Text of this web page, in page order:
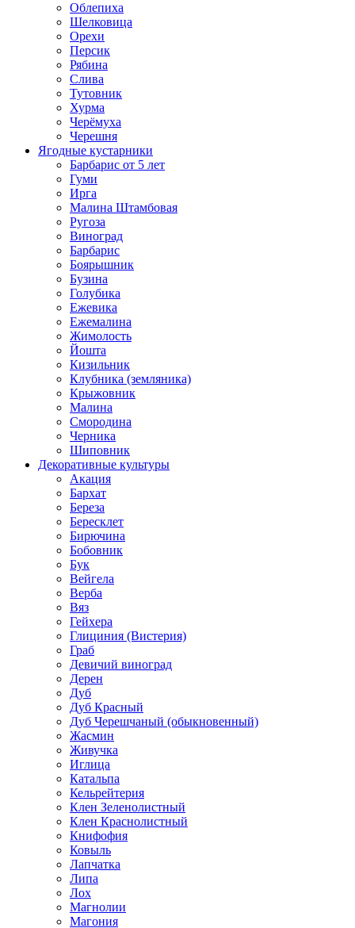
Облепиха
Шелковица
Орехи
Персик
Рябина
Слива
Тутовник
Хурма
Черёмуха
Черешня
Ягодные кустарники
Барбарис от 5 лет
Гуми
Ирга
Малина Штамбовая
Ругоза
Виноград
Барбарис
Боярышник
Бузина
Голубика
Ежевика
Ежемалина
Жимолость
Йошта
Кизильник
Клубника (земляника)
Крыжовник
Малина
Смородина
Черника
Шиповник
Декоративные культуры
Акация
Бархат
Береза
Бересклет
Бирючина
Бобовник
Бук
Вейгела
Верба
Вяз
Гейхера
Глициния (Вистерия)
Граб
Девичий виноград
Дерен
Дуб
Дуб Красный
Дуб Черешчаный (обыкновенный)
Жасмин
Живучка
Иглица
Катальпа
Кельрейтерия
Клен Зеленолистный
Клен Краснолистный
Книфофия
Ковыль
Лапчатка
Липа
Лох
Магнолии
Магония